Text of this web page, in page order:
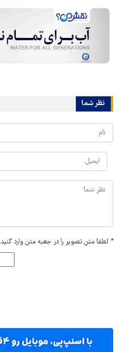
نظر شما
* لطفا متن تصویر را در جعبه متن وارد کنید